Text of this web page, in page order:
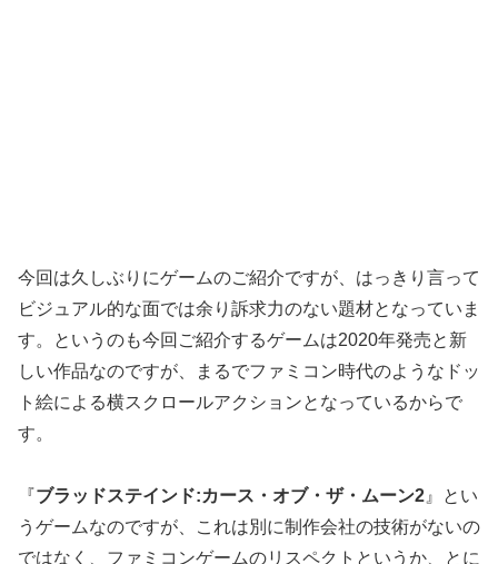
今回は久しぶりにゲームのご紹介ですが、はっきり言って
ビジュアル的な面では余り訴求力のない題材となっていま
す。というのも今回ご紹介するゲームは2020年発売と新
しい作品なのですが、まるでファミコン時代のようなドッ
ト絵による横スクロールアクションとなっているからで
す。
『ブラッドステインド:カース・オブ・ザ・ムーン2 』とい
うゲームなのですが、これは別に制作会社の技術がないの
ではなく、ファミコンゲームのリスペクトというか、とに